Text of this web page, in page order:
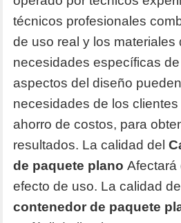
técnicos profesionales
de uso real y los materiales
necesidades específicas
aspectos del diseño
necesidades de los clientes
ahorro de costos, para
resultados. La calidad del
de paquete planoAfectará
efecto de uso. La calidad
contenedor de paquete